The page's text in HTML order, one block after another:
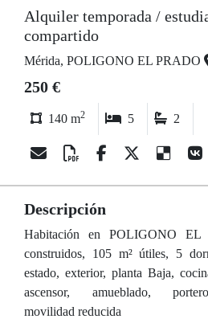
Alquiler temporada /
compartido
Mérida, POLIGONO EL PRADO
250 €
140 m2 5 2
Descripción
Habitación en POLIGONO
construidos, 105 m² útiles, 5
estado, exterior, planta Baja,
ascensor, amueblado,
movilidad reducida